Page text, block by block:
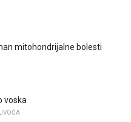
mitohondrijalne bolesti
voska